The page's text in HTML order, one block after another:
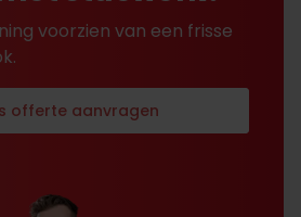
voorzien van een frisse
offerte aanvragen